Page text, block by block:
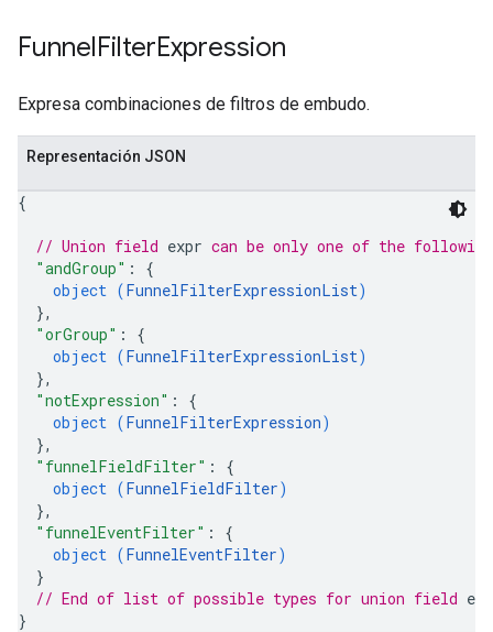
FunnelFilterExpression
Expresa combinaciones de filtros de embudo.
Representación JSON
{
// Union field expr can be only one of the
"andGroup" : {
object (FunnelFilterExpressionList)
},
"orGroup" : {
object (FunnelFilterExpressionList)
},
"notExpression" : {
object (FunnelFilterExpression)
},
"funnelFieldFilter" : {
object (FunnelFieldFilter)
},
"funnelEventFilter" : {
object (FunnelEventFilter)
}
// End of list of possible types for union field
}